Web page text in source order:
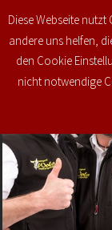
Diese Webseite
andere uns helfen,
den Cookie
nicht notwendige